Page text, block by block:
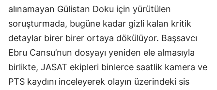
alınamayan Gülistan Doku için yürütülen
soruşturmada, bugüne kadar gizli kalan kritik
detaylar birer birer ortaya dökülüyor. Başsavcı
Ebru Cansu’nun dosyayı yeniden ele almasıyla
birlikte, JASAT ekipleri binlerce saatlik kamera ve
PTS kaydını inceleyerek olayın üzerindeki sis